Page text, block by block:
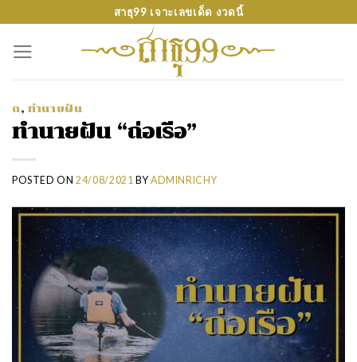
content
สาธุ99 เจาะเลขเด็ด งวดนี้
ถ, ทำนายฝัน
ทำนายฝัน “ถ่อเรือ”
POSTED ON24/08/2021 BY ADMINRICHY